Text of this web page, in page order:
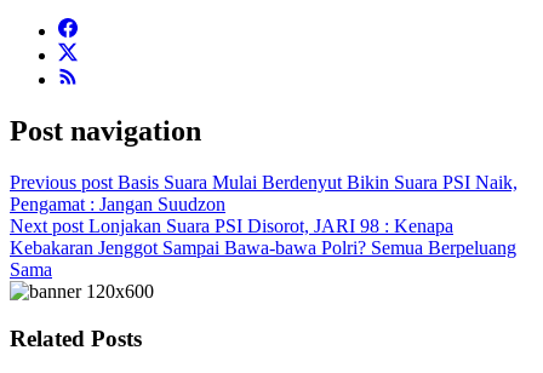
Post navigation
Previous post Basis Suara Mulai Berdenyut Bikin Suara PSI Naik,
Pengamat : Jangan Suudzon
Next post Lonjakan Suara PSI Disorot, JARI 98 : Kenapa
Kebakaran Jenggot Sampai Bawa-bawa Polri? Semua Berpeluang
Sama
Related Posts